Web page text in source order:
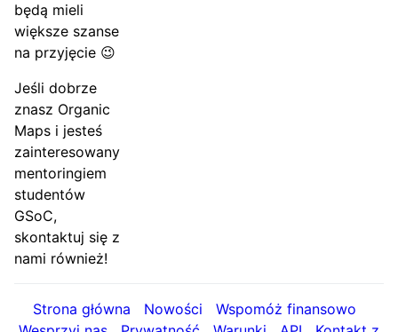
będą mieli
większe szanse
na przyjęcie 😉
Jeśli dobrze
znasz Organic
Maps i jesteś
zainteresowany
mentoringiem
studentów
GSoC,
skontaktuj się z
nami również!
Strona główna Nowości
Wspomóż finansowo